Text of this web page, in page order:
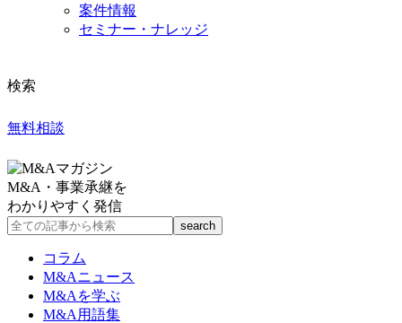
案件情報
セミナー・ナレッジ
検索
無料相談
M&A・事業承継を
わかりやすく発信
コラム
M&Aニュース
M&Aを学ぶ
M&A用語集